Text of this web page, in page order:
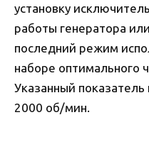
установку
работы генератора
последний режим
наборе оптимального
Указанный показатель
2000 об/мин.